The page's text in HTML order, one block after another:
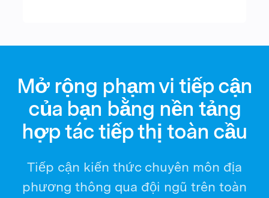
Mở rộng phạm vi tiếp cận
của bạn bằng nền tảng
hợp tác tiếp thị toàn cầu
Tiếp cận kiến thức chuyên môn địa
phương thông qua đội ngũ trên toàn